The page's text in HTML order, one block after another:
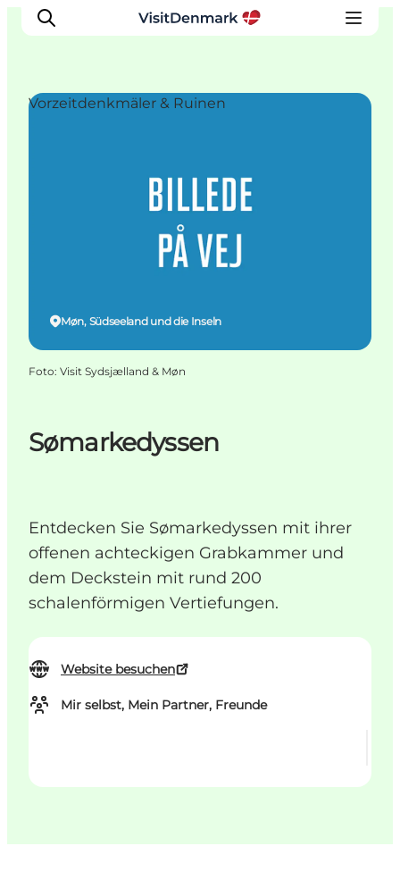
Sømarkedyssen
Entdecken Sie Sømarkedyssen mit ihrer
offenen achteckigen Grabkammer und
dem Deckstein mit rund 200
schalenförmigen Vertiefungen.
Website besuchen
Mir selbst, Mein Partner, Freunde
Møn, Südseeland und die Inseln
Vorzeitdenkmäler & Ruinen
Foto: Visit Sydsjælland & Møn